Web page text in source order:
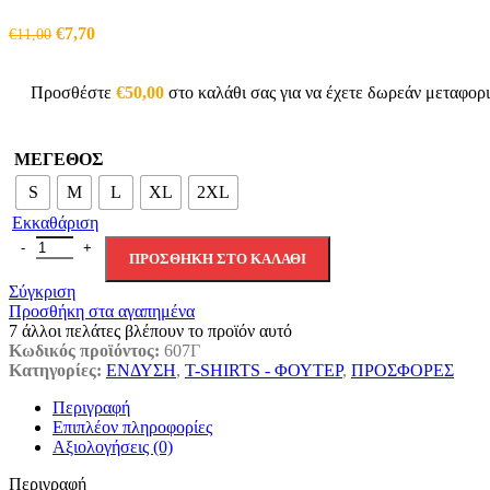
€11,00 Original
€11,00.
€7,70Η
είναι:
Προσθέστε €50,00 στο καλάθι σας για να έχετε δωρεάν
ΜΕΓΕΘΟΣ
S
M L XL
2XL
Εκκαθάριση
Μπλουζάκι Κοντομάνικο Χακί ποσότητα
ΠΡΟΣΘΉΚΗ ΣΤΟ ΚΑΛΆΘΙ
Σύγκριση
Προσθήκη στα αγαπημένα
7 άλλοι πελάτες βλέπουν το προϊόν αυτό
Κωδικός προϊόντος: 607Γ
Κατηγορίες: ΕΝΔΥΣΗ, T-SHIRTS - ΦΟΥΤΕΡ, ΠΡΟΣΦΟΡΕΣ
Περιγραφή
Επιπλέον πληροφορίες
Αξιολογήσεις (0)
Περιγραφή